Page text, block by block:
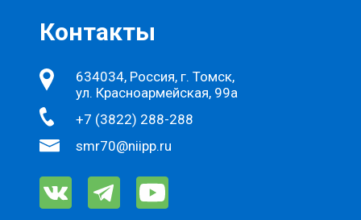
634034, Россия, г. Томск,
ул. Красноармейская, 99а
+7 (3822) 288-288
smr70@niipp.ru
Контакты